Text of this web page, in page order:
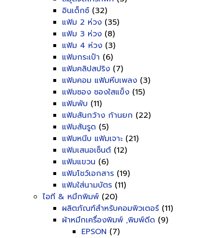
อินเด็กซ์ (32)
แฟ้ม 2 ห่วง (35)
แฟ้ม 3 ห่วง (8)
แฟ้ม 4 ห่วง (3)
แฟ้มกระเป๋า (6)
แฟ้มคลิปสปริง (7)
แฟ้มคอม แฟ้มหีบเพลง (3)
แฟ้มซอง ซองใสแข็ง (15)
แฟ้มพับ (11)
แฟ้มสันกว้าง ก้านยก (22)
แฟ้มสันรูด (5)
แฟ้มหนีบ แฟ้มเจาะ (21)
แฟ้มเสนอเซ็นต์ (12)
แฟ้มแขวน (6)
แฟ้มโชว์เอกสาร (19)
แฟ้มใส่นามบัตร (11)
ไอที & หมึกพิมพ์ (20)
ผลิตภัณฑ์สำหรับคอมพิวเตอร์ (11)
ผ้าหมึกเครื่องพิมพ์ ,พิมพ์ดีด (9)
EPSON (7)